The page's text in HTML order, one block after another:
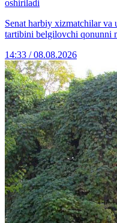
oshiriladi
Senat harbiy xizmatchilar va
tartibini belgilovchi qonunni
14:33 / 08.08.2026